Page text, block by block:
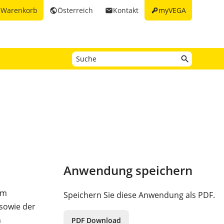
keymyVEGA
emailKontakt
publicÖsterreich
Warenkorb
der
Anwendung speichern
Speichern Sie diese Anwendung als PDF.
PDF Download